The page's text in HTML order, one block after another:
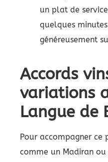
un plat de
quelques
généreusement
Accords
variations
Langue de
Pour accompagner ce
comme un Madiran